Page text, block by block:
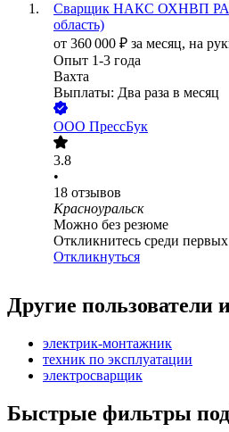
Сварщик НАКС ОХНВП РАД
область)
от 360 000 ₽ за месяц, на
Опыт 1-3 года
Вахта
Выплаты: Два раза в месяц
ООО ПрессБук
3.8
•
18 отзывов
Красноуральск
Можно без резюме
Откликнитесь среди первых
Откликнуться
Другие пользователи
электрик-монтажник
техник по эксплуатации
электросварщик
Быстрые фильтры